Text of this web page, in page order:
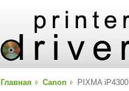
Главная Canon PIXMA iP4300